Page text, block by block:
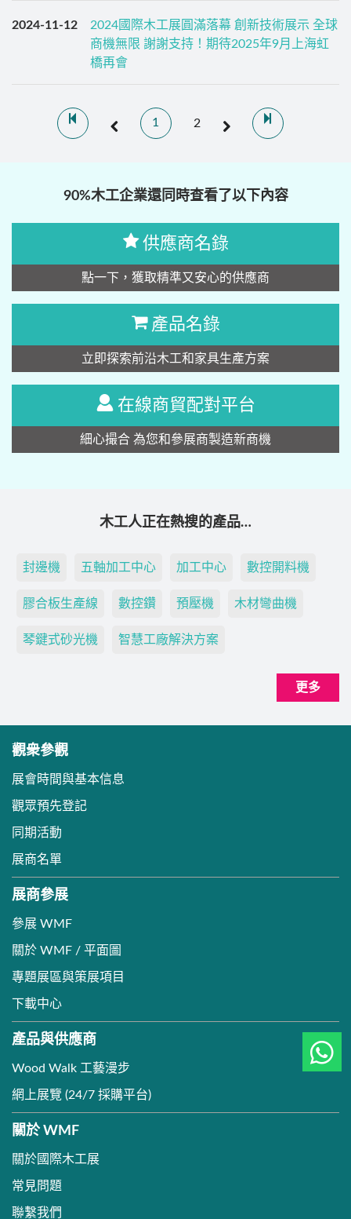
2024-11-12
2024國際木工展圓滿落幕 創新技術展示 全球
商機無限 謝謝支持！期待2025年9月上海虹
橋再會
1 2
90%木工企業還同時查看了以下內容
供應商名錄
點一下，獲取精準又安心的供應商
產品名錄
立即探索前沿木工和家具生產方案
在線商貿配對平台
細心撮合 為您和參展商製造新商機
木工人正在熱搜的產品…
封邊機 五軸加工中心 加工中心 數控開料機
膠合板生產線 數控鑽 預壓機 木材彎曲機
琴鍵式砂光機 智慧工廠解決方案
更多
觀衆參觀
展會時間與基本信息
觀眾預先登記
同期活動
展商名單
展商參展
參展 WMF
關於 WMF / 平面圖
專題展區與策展項目
下載中心
產品與供應商
Wood Walk 工藝漫步
網上展覽 (24/7 採購平台)
關於 WMF
關於國際木工展
常見問題
聯繫我們